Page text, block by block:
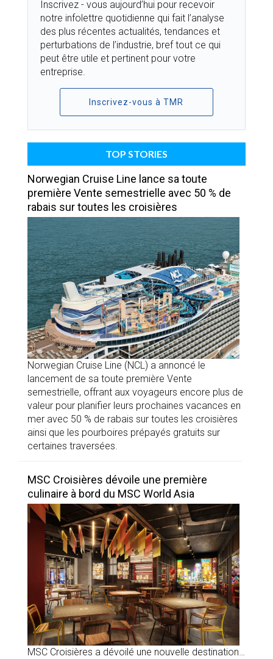
Inscrivez - vous aujourd’hui pour recevoir
notre infolettre quotidienne qui fait l’analyse
des plus récentes actualités, tendances et
perturbations de l’industrie, bref tout ce qui
peut être utile et pertinent pour votre
entreprise.
Inscrivez-vous à TMR
TOP STORIES
Norwegian Cruise Line lance sa toute
première Vente semestrielle avec 50 % de
rabais sur toutes les croisières
Norwegian Cruise Line (NCL) a annoncé le
lancement de sa toute première Vente
semestrielle, offrant aux voyageurs encore plus de
valeur pour planifier leurs prochaines vacances en
mer avec 50 % de rabais sur toutes les croisières
ainsi que les pourboires prépayés gratuits sur
certaines traversées.
MSC Croisières dévoile une première
culinaire à bord du MSC World Asia
MSC Croisières a dévoilé une nouvelle destination…